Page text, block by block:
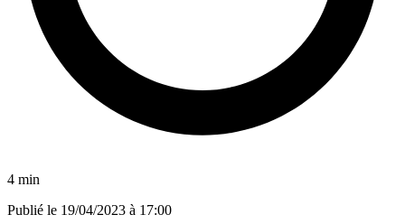
4 min
Publié le 19/04/2023 à 17:00